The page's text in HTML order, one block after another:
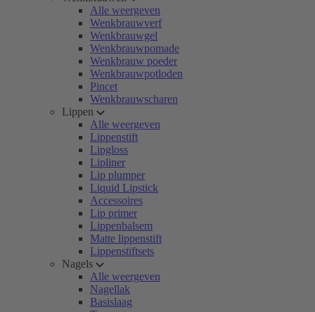
Alle weergeven
Wenkbrauwverf
Wenkbrauwgel
Wenkbrauwpomade
Wenkbrauw poeder
Wenkbrauwpotloden
Pincet
Wenkbrauwscharen
Lippen
Alle weergeven
Lippenstift
Lipgloss
Lipliner
Lip plumper
Liquid Lipstick
Accessoires
Lip primer
Lippenbalsem
Matte lippenstift
Lippenstiftsets
Nagels
Alle weergeven
Nagellak
Basislaag